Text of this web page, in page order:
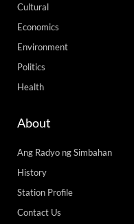
Cultural
Economics
Environment
Politics
Health
About
Ang Radyo ng Simbahan
History
Station Profile
Contact Us